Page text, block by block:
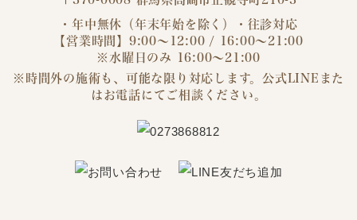
・年中無休（年末年始を除く）・往診対応
【営業時間】9:00～12:00 / 16:00～21:00
※水曜日のみ 16:00～21:00
※時間外の施術も、可能な限り対応します。公式LINEまた
はお電話にてご相談ください。